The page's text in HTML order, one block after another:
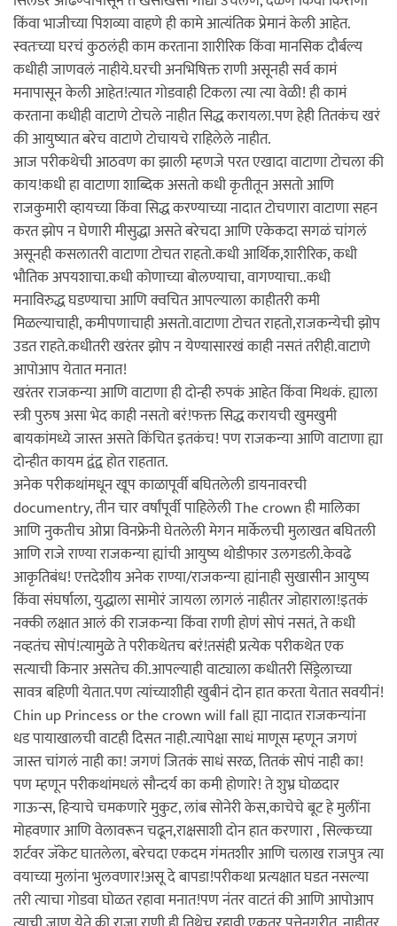
किंवा भाजीच्या पिशव्या वाहणे ही कामे आत्यंतिक प्रेमानं केली आहेत.
स्वतःच्या घरचं कुठलंही काम करताना शारीरिक किंवा मानसिक दौर्बल्य
कधीही जाणवलं नाहीये.घरची अनभिषिक्त राणी असूनही सर्व कामं
मनापासून केली आहेत!त्यात गोडवाही टिकला त्या त्या वेळी! ही कामं
करताना कधीही वाटाणे टोचले नाहीत सिद्ध करायला.पण हेही तितकंच खरं
की आयुष्यात बरेच वाटाणे टोचायचे राहिलेले नाहीत.
आज परीकथेची आठवण का झाली म्हणजे परत एखादा वाटाणा टोचला की
काय!कधी हा वाटाणा शाब्दिक असतो कधी कृतीतून असतो आणि
राजकुमारी व्हायच्या किंवा सिद्ध करण्याच्या नादात टोचणारा वाटाणा सहन
करत झोप न घेणारी मीसुद्धा असते बरेचदा आणि एकेकदा सगळं चांगलं
असूनही कसलातरी वाटाणा टोचत राहतो.कधी आर्थिक,शारीरिक, कधी
भौतिक अपयशाचा.कधी कोणाच्या बोलण्याचा, वागण्याचा..कधी
मनाविरुद्ध घडण्याचा आणि क्वचित आपल्याला काहीतरी कमी
मिळल्याचाही, कमीपणाचाही असतो.वाटाणा टोचत राहतो,राजकन्येची झोप
उडत राहते.कधीतरी खरंतर झोप न येण्यासारखं काही नसतं तरीही.वाटाणे
आपोआप येतात मनात!
खरंतर राजकन्या आणि वाटाणा ही दोन्ही रुपकं आहेत किंवा मिथकं. ह्याला
स्त्री पुरुष असा भेद काही नसतो बरं!फक्त सिद्ध करायची खुमखुमी
बायकांमध्ये जास्त असते किंचित इतकंच! पण राजकन्या आणि वाटाणा ह्या
दोन्हीत कायम द्वंद्व होत राहतात.
अनेक परीकथांमधून खूप काळापूर्वी बघितलेली डायनावरची
documentry, तीन चार वर्षांपूर्वी पाहिलेली The crown ही मालिका
आणि नुकतीच ओप्रा विनफ्रेनी घेतलेली मेगन मार्केलची मुलाखत बघितली
आणि राजे राण्या राजकन्या ह्यांची आयुष्य थोडीफार उलगडली.केवढे
आकृतिबंध! एत्तदेशीय अनेक राण्या/राजकन्या ह्यांनाही सुखासीन आयुष्य
किंवा संघर्षाला, युद्धाला सामोरं जायला लागलं नाहीतर जोहाराला!इतकं
नक्की लक्षात आलं की राजकन्या किंवा राणी होणं सोपं नसतं, ते कधी
नव्हतंच सोपं!त्यामुळे ते परीकथेतच बरं!तसंही प्रत्येक परीकथेत एक
सत्याची किनार असतेच की.आपल्याही वाट्याला कधीतरी सिंड्रेलाच्या
सावत्र बहिणी येतात.पण त्यांच्याशीही खुबीनं दोन हात करता येतात सवयीनं!
Chin up Princess or the crown will fall ह्या नादात राजकन्यांना
धड पायाखालची वाटही दिसत नाही.त्यापेक्षा साधं माणूस म्हणून जगणं
जास्त चांगलं नाही का! जगणं जितकं साधं सरळ, तितकं सोपं नाही का!
पण म्हणून परीकथांमधलं सौन्दर्य का कमी होणारे! ते शुभ्र घोळदार
गाऊन्स, हिऱ्याचे चमकणारे मुकुट, लांब सोनेरी केस,काचेचे बूट हे मुलींना
मोहवणार आणि वेलावरून चढून,राक्षसाशी दोन हात करणारा , सिल्कच्या
शर्टवर जॅकेट घातलेला, बरेचदा एकदम गंमतशीर आणि चलाख राजपुत्र त्या
वयाच्या मुलांना भुलवणार!असू दे बापडा!परीकथा प्रत्यक्षात घडत नसल्या
तरी त्याचा गोडवा घोळत रहावा मनात!पण नंतर वाटतं की आणि आपोआप